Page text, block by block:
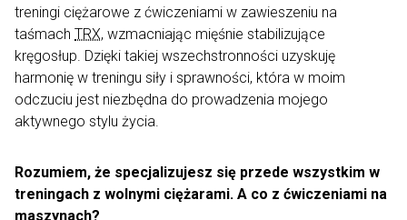
treningi ciężarowe z ćwiczeniami w zawieszeniu na
taśmach TRX, wzmacniając mięśnie stabilizujące
kręgosłup. Dzięki takiej wszechstronności uzyskuję
harmonię w treningu siły i sprawności, która w moim
odczuciu jest niezbędna do prowadzenia mojego
aktywnego stylu życia.
Rozumiem, że specjalizujesz się przede wszystkim w
treningach z wolnymi ciężarami. A co z ćwiczeniami na
maszynach?